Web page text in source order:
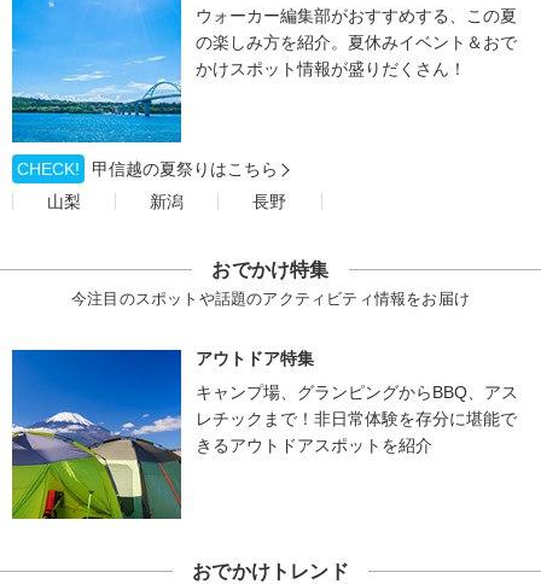
ウォーカー編集部がおすすめする、この夏
の楽しみ方を紹介。夏休みイベント＆おで
かけスポット情報が盛りだくさん！
CHECK!
甲信越の夏祭りはこちら
山梨
新潟 長野
おでかけ特集
今注目のスポットや話題のアクティビティ情報をお届け
アウトドア特集
キャンプ場、グランピングからBBQ、アス
レチックまで！非日常体験を存分に堪能で
きるアウトドアスポットを紹介
おでかけトレンド